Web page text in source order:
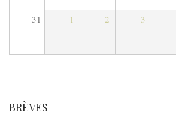
31 1 2 3
BRÈVES